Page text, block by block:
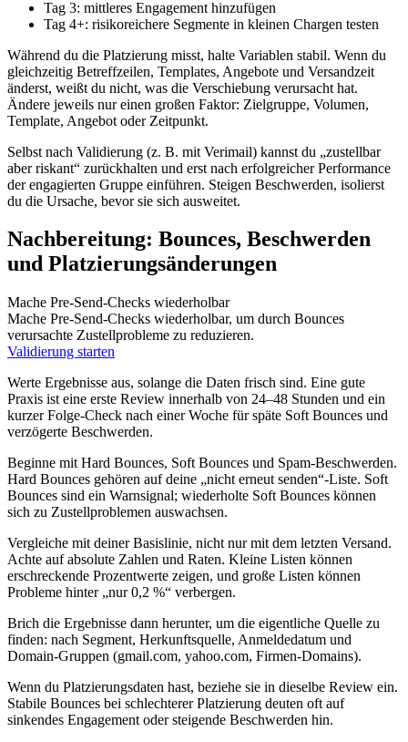
Tag 3: mittleres Engagement hinzufügen
Tag 4+: risikoreichere Segmente in kleinen Chargen testen
Während du die Platzierung misst, halte Variablen stabil. Wenn du
gleichzeitig Betreffzeilen, Templates, Angebote und Versandzeit
änderst, weißt du nicht, was die Verschiebung verursacht hat.
Ändere jeweils nur einen großen Faktor: Zielgruppe, Volumen,
Template, Angebot oder Zeitpunkt.
Selbst nach Validierung (z. B. mit Verimail) kannst du „zustellbar
aber riskant“ zurückhalten und erst nach erfolgreicher Performance
der engagierten Gruppe einführen. Steigen Beschwerden, isolierst
du die Ursache, bevor sie sich ausweitet.
Nachbereitung: Bounces, Beschwerden
und Platzierungsänderungen
Mache Pre‑Send‑Checks wiederholbar
Mache Pre‑Send‑Checks wiederholbar, um durch Bounces
verursachte Zustellprobleme zu reduzieren.
Validierung starten
Werte Ergebnisse aus, solange die Daten frisch sind. Eine gute
Praxis ist eine erste Review innerhalb von 24–48 Stunden und ein
kurzer Folge‑Check nach einer Woche für späte Soft Bounces und
verzögerte Beschwerden.
Beginne mit Hard Bounces, Soft Bounces und Spam‑Beschwerden.
Hard Bounces gehören auf deine „nicht erneut senden“‑Liste. Soft
Bounces sind ein Warnsignal; wiederholte Soft Bounces können
sich zu Zustellproblemen auswachsen.
Vergleiche mit deiner Basislinie, nicht nur mit dem letzten Versand.
Achte auf absolute Zahlen und Raten. Kleine Listen können
erschreckende Prozentwerte zeigen, und große Listen können
Probleme hinter „nur 0,2 %“ verbergen.
Brich die Ergebnisse dann herunter, um die eigentliche Quelle zu
finden: nach Segment, Herkunftsquelle, Anmeldedatum und
Domain‑Gruppen (gmail.com, yahoo.com, Firmen‑Domains).
Wenn du Platzierungsdaten hast, beziehe sie in dieselbe Review ein.
Stabile Bounces bei schlechterer Platzierung deuten oft auf
sinkendes Engagement oder steigende Beschwerden hin.